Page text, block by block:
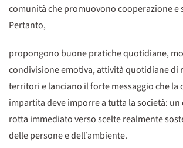
comunità che promuovono cooperazione e
Pertanto,
propongono buone pratiche quotidiane,
condivisione emotiva, attività quotidiane di
territori e lanciano il forte messaggio che la
impartita deve imporre a tutta la società:
rotta immediato verso scelte realmente
delle persone e dell’ambiente.